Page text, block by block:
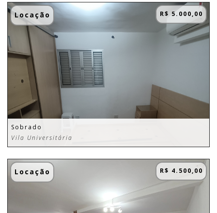
Locação R$ 5.000,00
Sobrado
Vila Universitária
Locação R$ 4.500,00